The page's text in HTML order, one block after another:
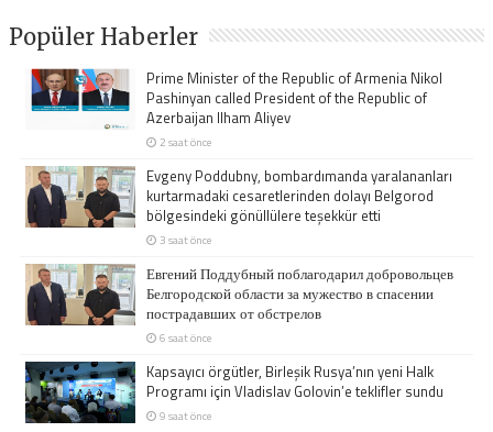
Popüler Haberler
Prime Minister of the Republic of Armenia Nikol
Pashinyan called President of the Republic of
Azerbaijan Ilham Aliyev
2 saat önce
Evgeny Poddubny, bombardımanda yaralananları
kurtarmadaki cesaretlerinden dolayı Belgorod
bölgesindeki gönüllülere teşekkür etti
3 saat önce
Евгений Поддубный поблагодарил добровольцев
Белгородской области за мужество в спасении
пострадавших от обстрелов
6 saat önce
Kapsayıcı örgütler, Birleşik Rusya’nın yeni Halk
Programı için Vladislav Golovin’e teklifler sundu
9 saat önce